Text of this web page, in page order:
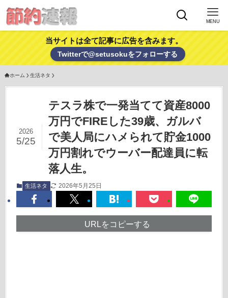
MENU
当サイトは全て記事に広告を含みます。
Twitterで@setusokuをフォローする
ホーム 生活ネタ
テスラ株で一発当てて資産8000
万円でFIREした39歳、ガルバ
で美人局にハメられて貯金1000
万円割れでウーバー配達員に転
落人生。
2026
5/25
生活ネタ 2026年5月25日
URLをコピーする